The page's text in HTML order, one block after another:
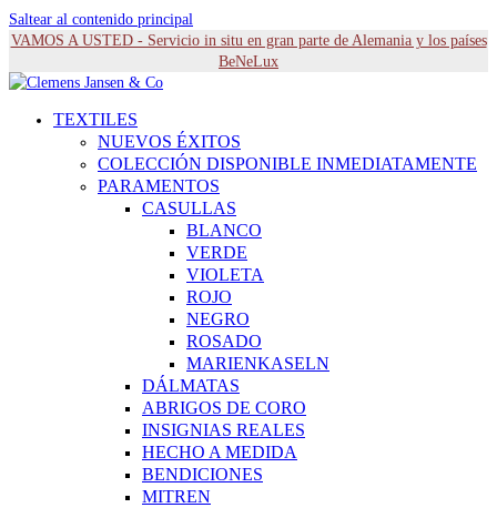
Saltear al contenido principal
VAMOS A USTED - Servicio in situ en gran parte de Alemania y los países
BeNeLux
TEXTILES
NUEVOS ÉXITOS
COLECCIÓN DISPONIBLE INMEDIATAMENTE
PARAMENTOS
CASULLAS
BLANCO
VERDE
VIOLETA
ROJO
NEGRO
ROSADO
MARIENKASELN
DÁLMATAS
ABRIGOS DE CORO
INSIGNIAS REALES
HECHO A MEDIDA
BENDICIONES
MITREN